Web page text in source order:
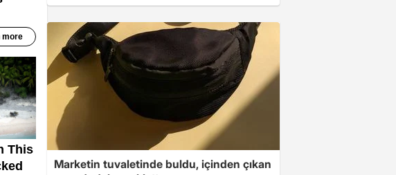
Marketin tuvaletinde buldu, içinden çıkan